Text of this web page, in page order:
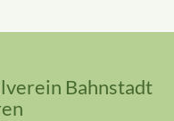
Bahnstadt